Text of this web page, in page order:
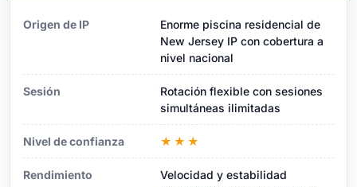
Origen de IP
Enorme piscina residencial de
New Jersey IP con cobertura a
nivel nacional
Sesión
Rotación flexible con sesiones
simultáneas ilimitadas
Nivel de confianza ★★★
Rendimiento
Velocidad y estabilidad